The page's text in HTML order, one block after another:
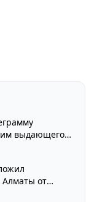
выдающегося
Алматы от